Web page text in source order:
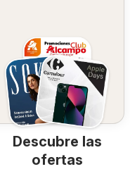
Descubre las
ofertas